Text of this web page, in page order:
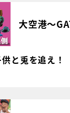
大空港～
と兎を追え！